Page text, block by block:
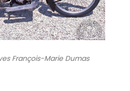
François-Marie Dumas